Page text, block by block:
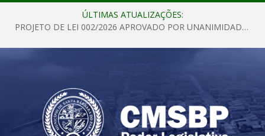
ÚLTIMAS ATUALIZAÇÕES:
PROJETO DE LEI 002/2026 APROVADO POR UNANIMIDADE EM SESSÃO ORDINÁRIA NESTA QUINTA – FEIRA 28 DE MAIO DE 2026